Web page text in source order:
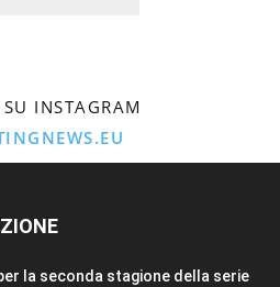
INSTAGRAM
la seconda stagione della serie